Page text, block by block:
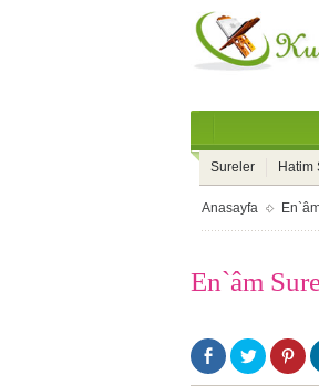
Sureler Hatim
Anasayfa
En`âm